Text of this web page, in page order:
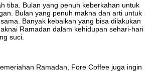
tiba. Bulan yang penuh keberkahan untuk
Bulan yang penuh makna dan arti untuk
Banyak kebaikan yang bisa dilakukan
Ramadan dalam kehidupan sehari-hari
suci.
Ramadan, Fore Coffee juga ingin